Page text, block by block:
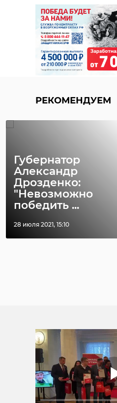
РЕКОМЕНДУЕМ
Губернатор
Александр
Дрозденко:
"Невозможно
победить ...
28 июля 2021, 15:10